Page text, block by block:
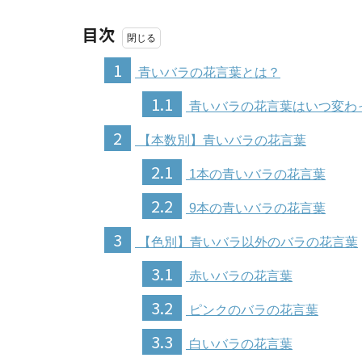
目次
1
青いバラの花言葉とは？
1.1 青いバラの花言葉はいつ変わ
2 【本数別】青いバラの花言葉
2.1 1本の青いバラの花言葉
2.2 9本の青いバラの花言葉
3 【色別】青いバラ以外のバラの花言葉
3.1 赤いバラの花言葉
3.2 ピンクのバラの花言葉
3.3 白いバラの花言葉